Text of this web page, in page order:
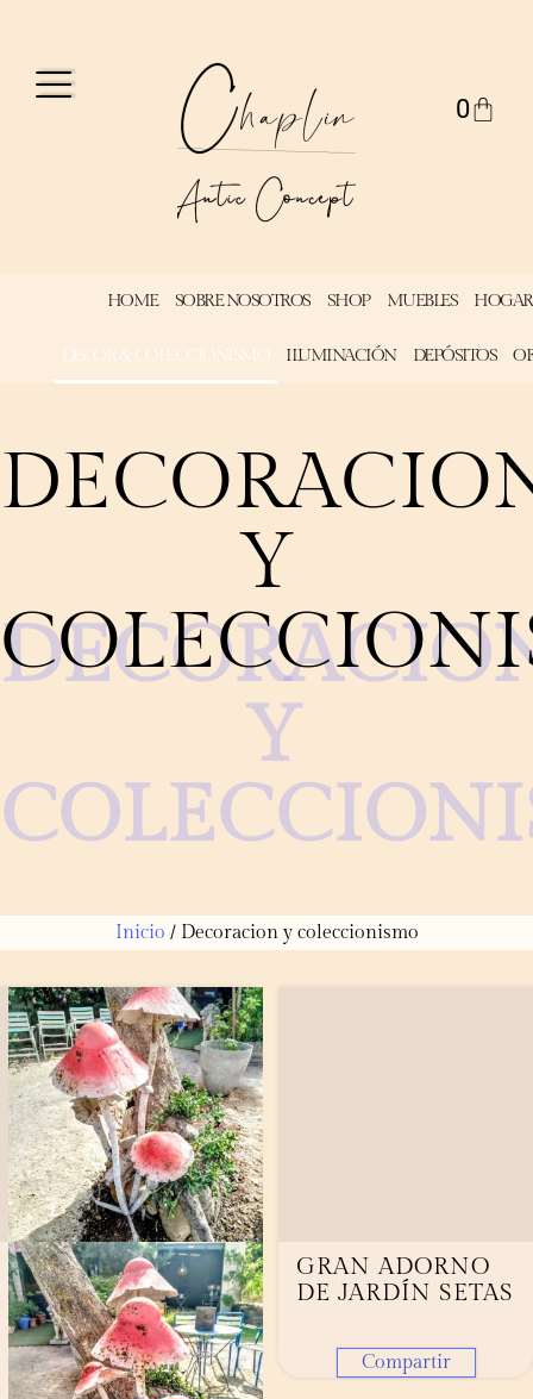
0
HOME SOBRE NOSOTROS SHOP MUEBLES HOGAR
DECOR & COLECCIONISMO ILUMINACIÓN DEPÓSITOS
Y
Y
Inicio / Decoracion y coleccionismo
ESTANTERÍA
ANTIGUA DE
HIERRO
720,00€ AÑADIR
GRAN ADORNO
DE JARDÍN SETAS
Compartir